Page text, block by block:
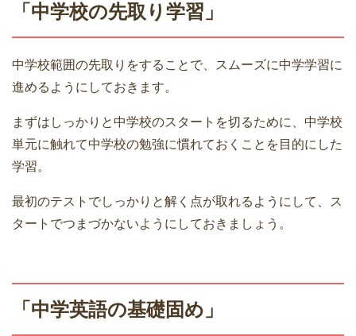
「中学校の先取り学習」
中学校範囲の先取りをすることで、スムーズに中学学習に
進めるようにしておきます。
まずはしっかりと中学校のスタートを切るために、中学校
単元に触れて中学校の勉強に慣れておくことを目的にした
学習。
最初のテストでしっかりと解く点が取れるようにして、ス
タートでつまづかないようにしておきましょう。
「中学英語の基礎固め」